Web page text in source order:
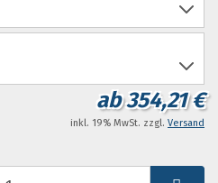
ab 354,21 €
inkl. 19% MwSt. zzgl. Versand